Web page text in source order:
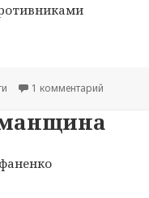
1 комментарий